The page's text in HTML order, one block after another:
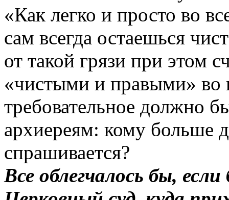
«Как легко и просто во
сам всегда остаешься
от такой грязи при этом
«чистыми и правыми» во
требовательное должно
архиереям: кому больше
спрашивается?
Все облегчалось бы,